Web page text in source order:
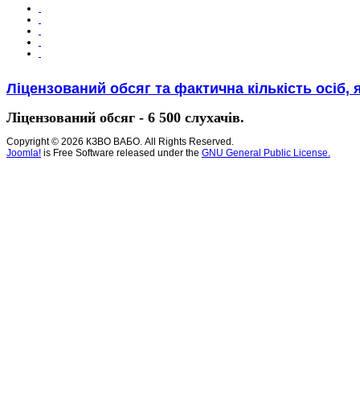
Ліцензований обсяг та фактична кількість осіб,
Ліцензований обсяг - 6 500 слухачів.
Copyright © 2026 КЗВО ВАБО. All Rights Reserved.
Joomla! is Free Software released under the GNU General Public License.